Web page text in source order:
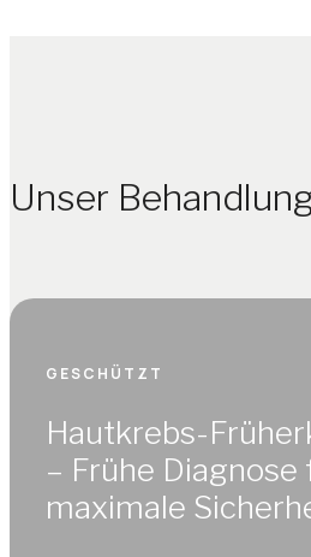
Unser
GESCHÜTZT
Hautkrebs-
– Frühe Diagnose
maximale